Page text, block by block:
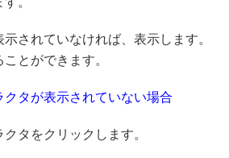
されていなければ、表示します。
とができます。
タが表示されていない場合
タをクリックします。